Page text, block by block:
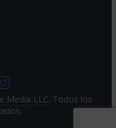
Media LLC. Todos los